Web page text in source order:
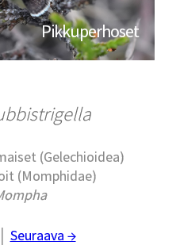
Pikkuperhoset
(Gelechioidea)
(Momphidae)
Seuraava →